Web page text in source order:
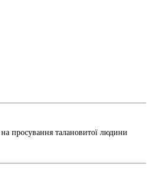
просування талановитої людини